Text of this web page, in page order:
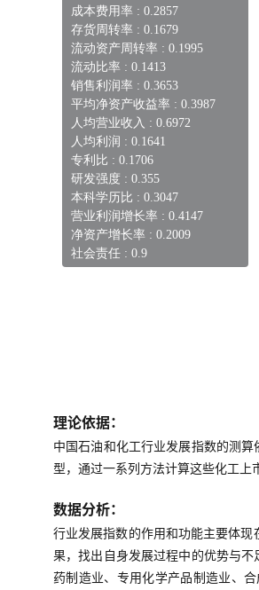
成本费用率 : 0.2857
存货周转率 : 0.1679
流动资产周转率 : 0.1995
流动比率 : 0.1413
销售利润率 : 0.3653
平均净资产收益率 : 0.3987
人均营业收入 : 0.6972
人均利润 : 0.1641
专利比 : 0.1706
研发强度 : 0.355
本科学历比 : 0.3047
营业利润增长率 : 0.4147
净资产增长率 : 0.2009
社会责任 : 0.9
理论依据：
中国石油和化工行业发展指数的测
型，通过一系列方法计算这些化工
数据分析：
行业发展指数的作用和功能主要体
果，找出自身发展过程中的优势与
药制造业、专用化学产品制造业、